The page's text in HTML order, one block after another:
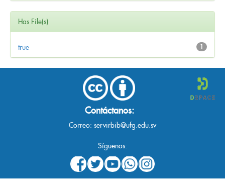
Has File(s)
1
true
Contáctanos:
Correo: servirbib@ufg.edu.sv
Síguenos: